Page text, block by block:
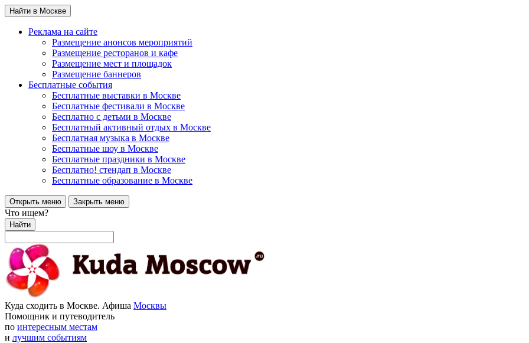
Найти в Москве
Реклама на сайте
Размещение анонсов мероприятий
Размещение ресторанов и кафе
Размещение мест и площадок
Размещение баннеров
Бесплатные события
Бесплатные выставки в Москве
Бесплатные фестивали в Москве
Бесплатно с детьми в Москве
Бесплатный активный отдых в Москве
Бесплатная музыка в Москве
Бесплатные шоу в Москве
Бесплатные праздники в Москве
Бесплатно! стендап в Москве
Бесплатные образование в Москве
Открыть меню Закрыть меню
Что ищем?
Найти
Куда сходить в Москве. Афиша Москвы
Помощник и путеводитель
по интересным местам
и лучшим событиям